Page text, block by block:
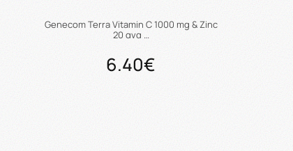
Genecom Terra Vitamin C 1000 mg & Zinc
20 ανα …
6.40€